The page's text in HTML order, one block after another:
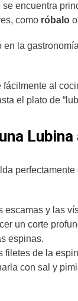
se encuentra
como róbalo o
la
fácilmente al
el plato de
escamas y las
un corte
espinas.
filetes de la
con sal y